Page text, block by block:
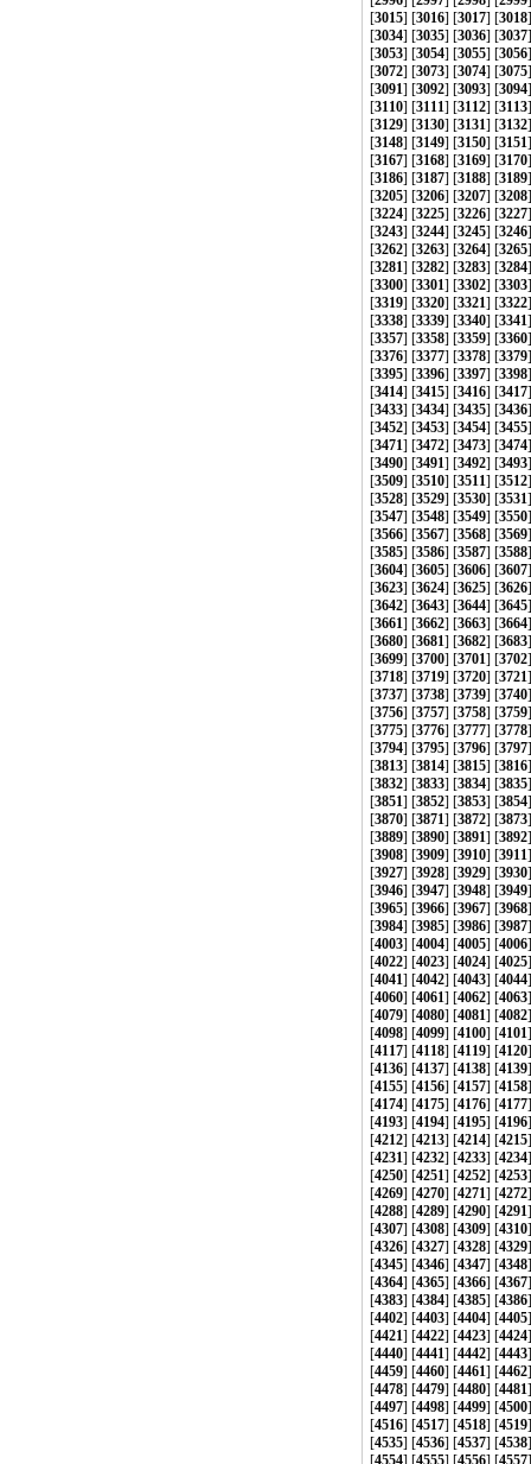
[3015] [3016] [3017] [3018
[3034] [3035] [3036] [3037
[3053] [3054] [3055] [3056
[3072] [3073] [3074] [3075
[3091] [3092] [3093] [3094
[3110] [3111] [3112] [3113
[3129] [3130] [3131] [3132
[3148] [3149] [3150] [3151
[3167] [3168] [3169] [3170
[3186] [3187] [3188] [3189
[3205] [3206] [3207] [3208
[3224] [3225] [3226] [3227
[3243] [3244] [3245] [3246
[3262] [3263] [3264] [3265
[3281] [3282] [3283] [3284
[3300] [3301] [3302] [3303
[3319] [3320] [3321] [3322
[3338] [3339] [3340] [3341
[3357] [3358] [3359] [3360
[3376] [3377] [3378] [3379
[3395] [3396] [3397] [3398
[3414] [3415] [3416] [3417
[3433] [3434] [3435] [3436
[3452] [3453] [3454] [3455
[3471] [3472] [3473] [3474
[3490] [3491] [3492] [3493
[3509] [3510] [3511] [3512
[3528] [3529] [3530] [3531
[3547] [3548] [3549] [3550
[3566] [3567] [3568] [3569
[3585] [3586] [3587] [3588
[3604] [3605] [3606] [3607
[3623] [3624] [3625] [3626
[3642] [3643] [3644] [3645
[3661] [3662] [3663] [3664
[3680] [3681] [3682] [3683
[3699] [3700] [3701] [3702
[3718] [3719] [3720] [3721
[3737] [3738] [3739] [3740
[3756] [3757] [3758] [3759
[3775] [3776] [3777] [3778
[3794] [3795] [3796] [3797
[3813] [3814] [3815] [3816
[3832] [3833] [3834] [3835
[3851] [3852] [3853] [3854
[3870] [3871] [3872] [3873
[3889] [3890] [3891] [3892
[3908] [3909] [3910] [3911
[3927] [3928] [3929] [3930
[3946] [3947] [3948] [3949
[3965] [3966] [3967] [3968
[3984] [3985] [3986] [3987
[4003] [4004] [4005] [4006
[4022] [4023] [4024] [4025
[4041] [4042] [4043] [4044
[4060] [4061] [4062] [4063
[4079] [4080] [4081] [4082
[4098] [4099] [4100] [4101
[4117] [4118] [4119] [4120
[4136] [4137] [4138] [4139
[4155] [4156] [4157] [4158
[4174] [4175] [4176] [4177
[4193] [4194] [4195] [4196
[4212] [4213] [4214] [4215
[4231] [4232] [4233] [4234
[4250] [4251] [4252] [4253
[4269] [4270] [4271] [4272
[4288] [4289] [4290] [4291
[4307] [4308] [4309] [4310
[4326] [4327] [4328] [4329
[4345] [4346] [4347] [4348
[4364] [4365] [4366] [4367
[4383] [4384] [4385] [4386
[4402] [4403] [4404] [4405
[4421] [4422] [4423] [4424
[4440] [4441] [4442] [4443
[4459] [4460] [4461] [4462
[4478] [4479] [4480] [4481
[4497] [4498] [4499] [4500
[4516] [4517] [4518] [4519
[4535] [4536] [4537] [4538
[4554] [4555] [4556] [4557